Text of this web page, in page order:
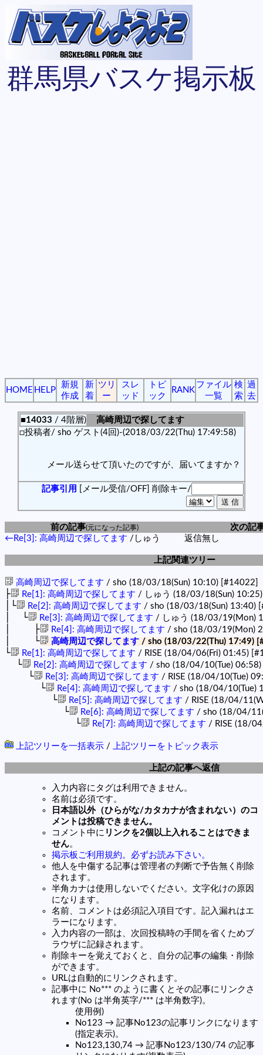
群馬県バスケ掲示板
HOME HELP
新規
作成
新
着
ツリ
ー
スレ
ッド
トピ
ック
RANK
ファイル
一覧
検
索
過
去
■14033 / 4階層)
高崎周辺で探してます
□投稿者/ sho ゲスト(4回)-(2018/03/22(Thu) 17:49:58)
メール送らせて頂いたのですが、届いてますか？
記事引用 [メール受信/OFF] 削除キー/
前の記事(元になった記事)
次の記
←Re[3]: 高崎周辺で探してます /しゅう 返信無し
上記関連ツリー
高崎周辺で探してます / sho (18/03/18(Sun) 10:10) [#14022]
├ Re[1]: 高崎周辺で探してます / しゅう (18/03/18(Sun)
│└ Re[2]: 高崎周辺で探してます / sho (18/03/18(Sun) 13:40)
│ └ Re[3]: 高崎周辺で探してます / しゅう (18/03/19(Mon)
│ ├ Re[4]: 高崎周辺で探してます / sho (18/03/19(Mon)
│ └ 高崎周辺で探してます / sho (18/03/22(Thu) 17:49)
└ Re[1]: 高崎周辺で探してます / RISE (18/04/06(Fri) 01:45)
└ Re[2]: 高崎周辺で探してます / sho (18/04/10(Tue) 06:58)
└ Re[3]: 高崎周辺で探してます / RISE (18/04/10(Tue)
└ Re[4]: 高崎周辺で探してます / sho (18/04/10(Tue)
└ Re[5]: 高崎周辺で探してます / RISE (18/04/
└ Re[6]: 高崎周辺で探してます / sho (18/04/
└ Re[7]: 高崎周辺で探してます / RISE (18/
上記ツリーを一括表示 / 上記ツリーをトピック表示
上記の記事へ返信
入力内容にタグは利用できません。
名前は必須です。
日本語以外（ひらがな/カタカナが含まれない）のコ
メントは投稿できません。
コメント中に リンクを2個以上入れることはできま
せん。
掲示板ご利用規約。必ずお読み下さい。
他人を中傷する記事は管理者の判断で予告無く削除
されます。
半角カナは使用しないでください。文字化けの原因
になります。
名前、コメントは必須記入項目です。記入漏れはエ
ラーになります。
入力内容の一部は、次回投稿時の手間を省くためブ
ラウザに記録されます。
削除キーを覚えておくと、自分の記事の編集・削除
ができます。
URLは自動的にリンクされます。
記事中に No*** のように書くとその記事にリンクさ
れます(No は半角英字/*** は半角数字)。
使用例)
No123 → 記事No123の記事リンクになります
(指定表示)。
No123,130,74 → 記事No123/130/74 の記事